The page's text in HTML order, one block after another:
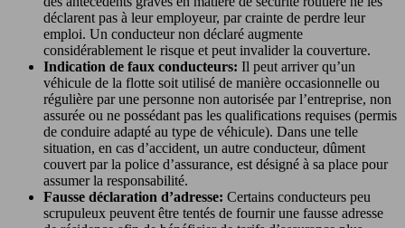
déclarent pas à leur employeur, par crainte de perdre leur
emploi. Un conducteur non déclaré augmente
considérablement le risque et peut invalider la couverture.
Indication de faux conducteurs: Il peut arriver qu’un
véhicule de la flotte soit utilisé de manière occasionnelle ou
régulière par une personne non autorisée par l’entreprise, non
assurée ou ne possédant pas les qualifications requises (permis
de conduire adapté au type de véhicule). Dans une telle
situation, en cas d’accident, un autre conducteur, dûment
couvert par la police d’assurance, est désigné à sa place pour
assumer la responsabilité.
Fausse déclaration d’adresse: Certains conducteurs peu
scrupuleux peuvent être tentés de fournir une fausse adresse